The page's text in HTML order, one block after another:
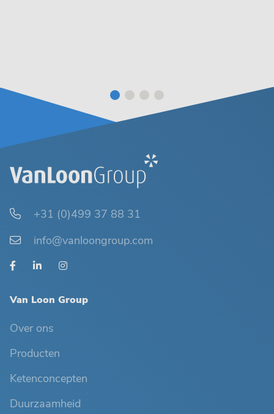
+31 (0)499 37 88 31
info@vanloongroup.com
Van Loon Group
Over ons
Producten
Ketenconcepten
Duurzaamheid